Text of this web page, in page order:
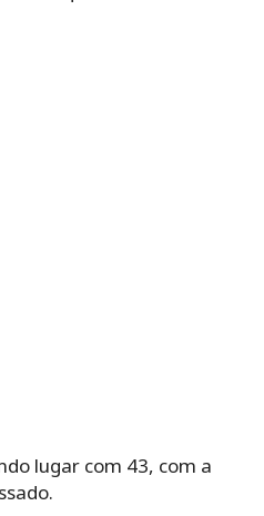
lugar com 43, com a